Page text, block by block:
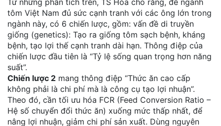
tôm Việt Nam đủ sức cạnh tranh với các ông lớn trong
ngành này, có 6 chiến lược, gồm: vấn đề di truyền
giống (genetics): Tạo ra giống tôm sạch bệnh, kháng
bệnh, tạo lợi thế cạnh tranh dài hạn. Thông điệp của
chiến lược đầu tiên là “Tỷ lệ sống quan trọng hơn năng
suất”.
Chiến lược 2 mang thông điệp “Thức ăn cao cấp
không phải là chi phí mà là công cụ tạo lợi nhuận”.
Theo đó, cần tối ưu hóa FCR (Feed Conversion Ratio –
Hệ số chuyển đổi thức ăn) xuống mức thấp nhất, để
nâng lợi nhuận, giảm chi phí sản xuất. Dùng nguyên